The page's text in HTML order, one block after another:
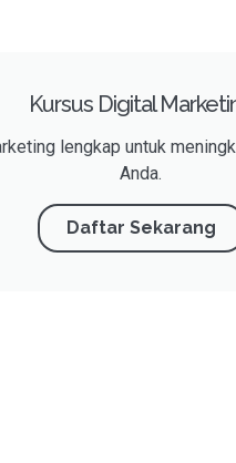
Kursus Digital
lengkap untuk
Anda.
Daftar Sekarang